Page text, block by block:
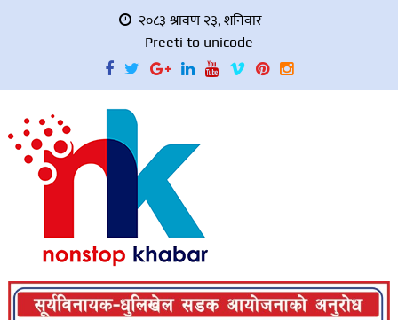
२०८३ श्रावण २३, शनिवार
Preeti to unicode